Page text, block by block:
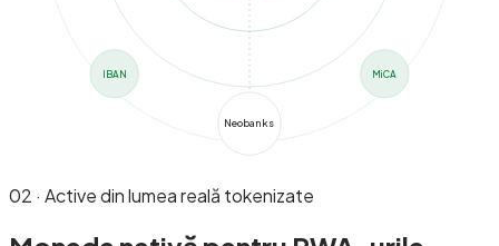
Neobanks
IBAN MiCA
02 · Active din lumea reală tokenizate